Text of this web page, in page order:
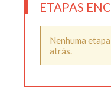
ETAPAS
Nenhuma
atrás.